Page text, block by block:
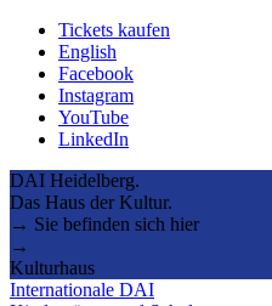
Tickets kaufen
English
Facebook
Instagram
YouTube
LinkedIn
DAI Heidelberg.
Das Haus der Kultur.
→ Sie befinden sich hier
→
Kulturhaus
Internationale DAI